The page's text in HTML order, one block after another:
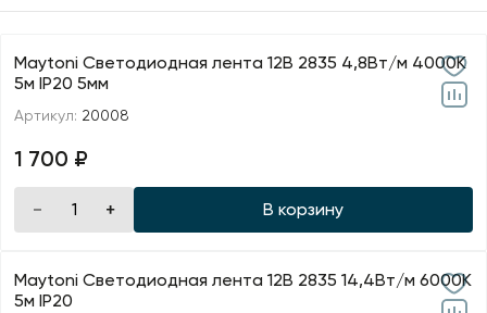
Maytoni Светодиодная лента 12В 2835 4,8Вт/м 4000K
5м IP20 5мм
Артикул: 20008
1 700 ₽
В корзину
Maytoni Светодиодная лента 12В 2835 14,4Вт/м 6000K
5м IP20